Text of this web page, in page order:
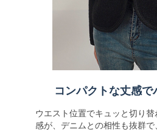
コンパクトな丈感で
ウエスト位置でキュッと切り
感が、デニムとの相性も抜群